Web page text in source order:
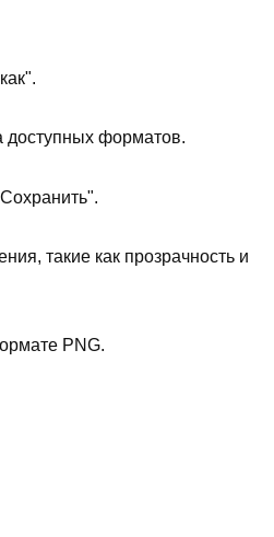
доступных форматов.
такие как прозрачность и
PNG.